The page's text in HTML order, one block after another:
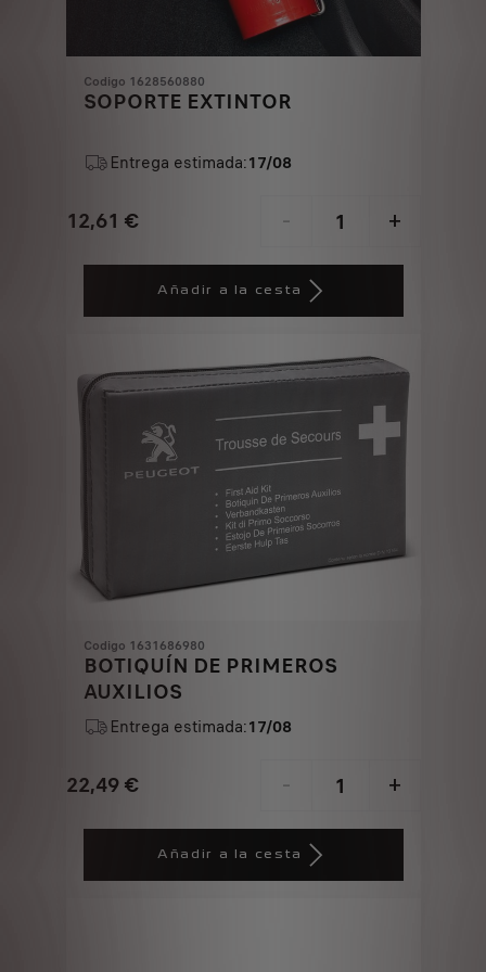
Codigo 1628560880
SOPORTE EXTINTOR
Entrega estimada:17/08
12,61 €
Price
- +
Quantity
Añadir a la cesta
Codigo 1631686980
BOTIQUÍN DE PRIMEROS
AUXILIOS
Entrega estimada:17/08
22,49 €
Price
- +
Quantity
Añadir a la cesta